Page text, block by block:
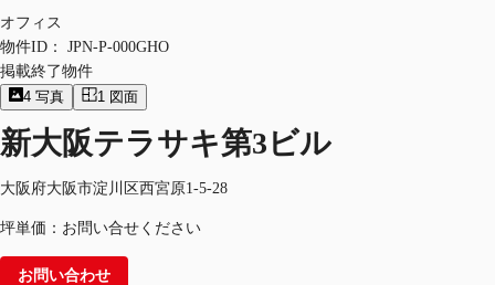
オフィス
物件ID：
JPN-P-000GHO
掲載終了物件
4 写真 1 図面
新大阪テラサキ第3ビル
大阪府大阪市淀川区西宮原1-5-28
坪単価：お問い合せください
お問い合わせ